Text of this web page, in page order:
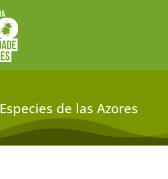
Especies de las Azores